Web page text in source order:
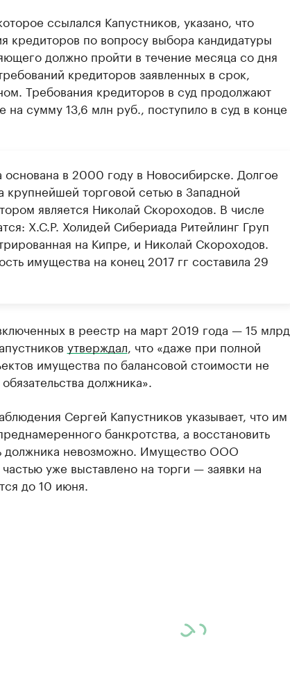
ссылался Капустников, указано, что
кредиторов по вопросу выбора кандидатуры
должно пройти в течение месяца со дня
кредиторов заявленных в срок,
Требования кредиторов в суд продолжают
на сумму 13,6 млн руб., поступило в суд в конце
основана в 2000 году в Новосибирске. Долгое
крупнейшей торговой сетью в Западной
является Николай Скороходов. В числе
Х.С.Р. Холидей Сибериада Ритейлинг Груп
на Кипре, и Николай Скороходов.
имущества на конец 2017 гг составила 29
в реестр на март 2019 года — 15 млрд
утверждал , что «даже при полной
имущества по балансовой стоимости не
должника».
Сергей Капустников указывает, что им
банкротства, а восстановить
должника невозможно. Имущество ООО
уже выставлено на торги — заявки на
до 10 июня.